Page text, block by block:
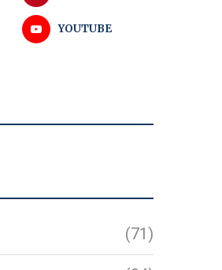
YOUTUBE
(71)